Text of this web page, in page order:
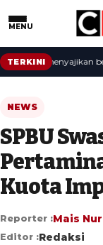
MENU
TERKINI
menyajikan berita
NEWS
SPBU
Kuota
Reporter :Mais
Editor :Redaksi